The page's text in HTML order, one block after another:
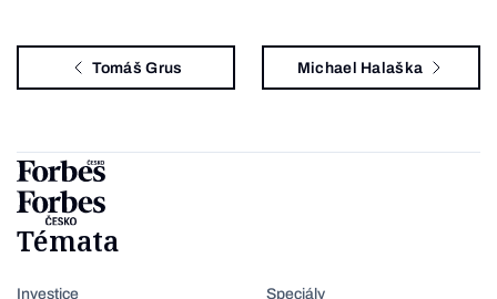
Tomáš Grus Michael Halaška
Témata
Investice
Speciály